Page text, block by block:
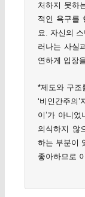
처하지 못하
적인 욕구를
요. 자신의
러나는 사실
연하게 입장
*제도와 구조
‘비인간주의
이’가 아니
의식하지 않
하는 부분이
좋아하므로